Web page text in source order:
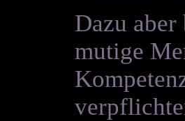
Dazu
mutige